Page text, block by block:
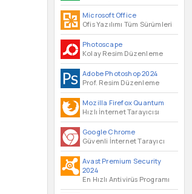
Microsoft Office
Ofis Yazılımı Tüm Sürümleri
Photoscape
Kolay Resim Düzenleme
Adobe Photoshop 2024
Prof. Resim Düzenleme
Mozilla Firefox Quantum
Hızlı İnternet Tarayıcısı
Google Chrome
Güvenli İnternet Tarayıcı
Avast Premium Security
2024
En Hızlı Antivirüs Programı